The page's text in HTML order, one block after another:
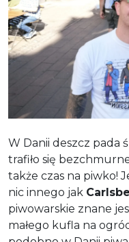
W Danii deszcz pada
trafiło się
także czas na piwko!
nic innego jak
piwowarskie znane
małego kufla na